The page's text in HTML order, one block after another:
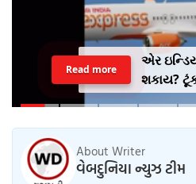
એર
શકાય?
લાગુ
Read more
About Writer
વેબદુનિયા ન્યુઝ ટીમ